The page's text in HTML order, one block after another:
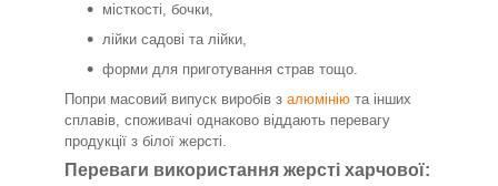
місткості, бочки,
лійки садові та лійки,
форми для приготування страв тощо.
Попри масовий випуск виробів з алюмінію та інших
сплавів, споживачі однаково віддають перевагу
продукції з білої жерсті.
Переваги використання жерсті харчової: